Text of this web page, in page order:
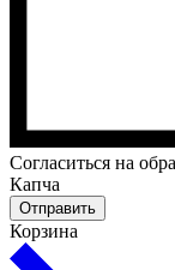
Cогласиться на
Капча
Отправить
Корзина